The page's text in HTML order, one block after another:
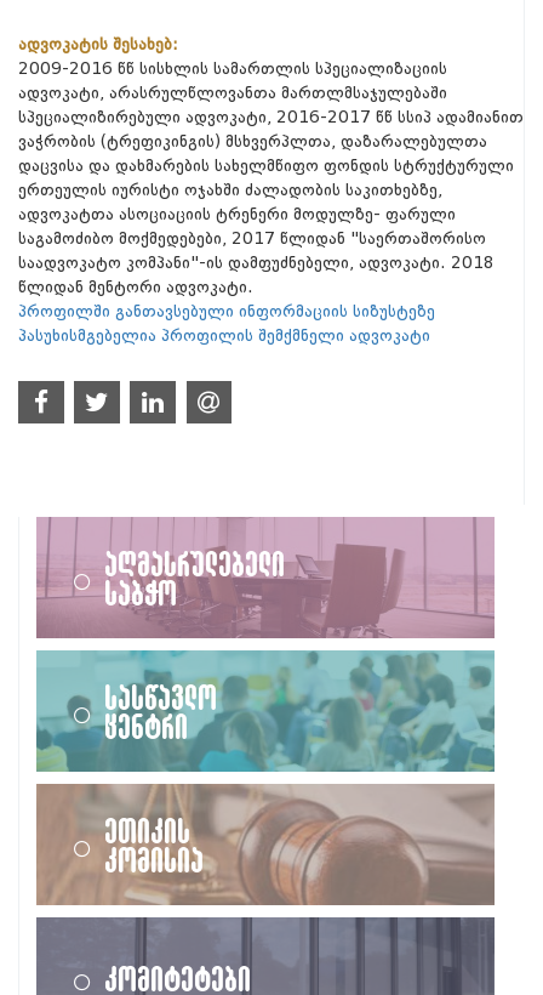
ადვოკატის შესახებ:
2009-2016 წწ სისხლის სამართლის სპეციალიზაციის
ადვოკატი, არასრულწლოვანთა მართლმსაჯულებაში
სპეციალიზირებული ადვოკატი, 2016-2017 წწ სსიპ ადამიანით
ვაჭრობის (ტრეფიკინგის) მსხვერპლთა, დაზარალებულთა
დაცვისა და დახმარების სახელმწიფო ფონდის სტრუქტურული
ერთეულის იურისტი ოჯახში ძალადობის საკითხებზე,
ადვოკატთა ასოციაციის ტრენერი მოდულზე- ფარული
საგამოძიბო მოქმედებები, 2017 წლიდან "საერთაშორისო
საადვოკატო კომპანი"-ის დამფუძნებელი, ადვოკატი. 2018
წლიდან მენტორი ადვოკატი.
პროფილში განთავსებული ინფორმაციის სიზუსტეზე
პასუხისმგებელია პროფილის შემქმნელი ადვოკატი
აღმასრულებელი
საბჭო
სასწავლო
ცენტრი
ეთიკის
კომისია
კომიტეტები